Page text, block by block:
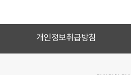
개인정보취급방침